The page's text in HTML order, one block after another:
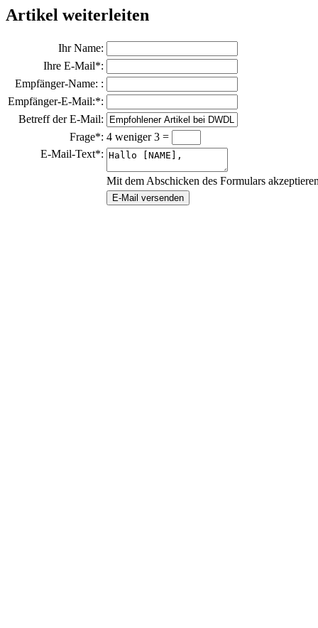
Artikel weiterleiten
Ihr Name:
Ihre E-Mail*:
Empfänger-Name: :
Empfänger-E-Mail:*:
Betreff der E-Mail:
Frage*: 4 weniger 3 =
E-Mail-Text*:
Mit dem Abschicken des Formulars
E-Mail versenden